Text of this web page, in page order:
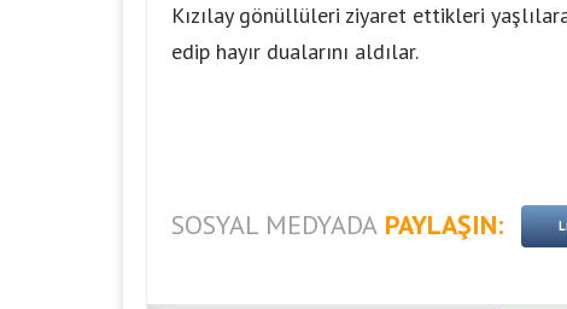
Kızılay gönüllüleri ziyaret ettikleri
edip hayır dualarını aldılar.
SOSYAL MEDYADA PAYLAŞIN: